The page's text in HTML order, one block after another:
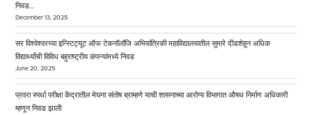
निवड…
December 13, 2025
सर विश्वेश्वरय्या इन्स्टिट्यूट ऑफ टेकनॉलॉजि अभियांत्रिकी महाविद्यालयातील सुमारे दीडशेहून अधिक
विद्यार्थ्यांची विविध बहुराष्ट्रीय कंपन्यांमध्ये निवड
June 20, 2025
प्रवरा स्पर्धा परीक्षा केंद्रातील मेघना संतोष ब्राम्हणे याची शासनाच्या आरोग्य विभागात औषध निर्माण अधिकारी
म्हणून निवड झाली